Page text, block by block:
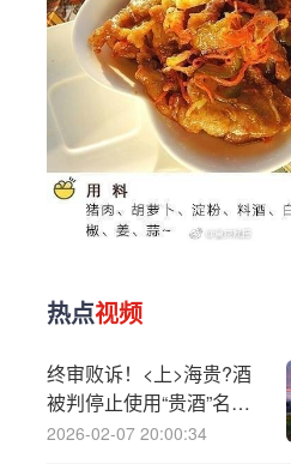
热点视频
终审败诉！<上>海贵?酒
被判停止使用“贵酒”名
称、判赔419万
2026-02-07 20:00:34